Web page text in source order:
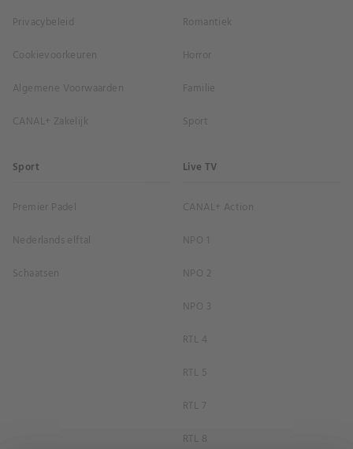
Privacybeleid
Cookievoorkeuren
Algemene Voorwaarden
CANAL+ Zakelijk
Romantiek
Horror
Familie
Sport
Sport
Premier Padel
Nederlands elftal
Schaatsen
Live TV
CANAL+ Action
NPO 1
NPO 2
NPO 3
RTL 4
RTL 5
RTL 7
RTL 8